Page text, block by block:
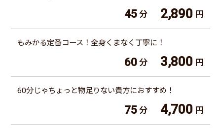
45 分 2,890 円
もみかる定番コース！全身くまなく丁寧に！
60 分 3,800 円
60分じゃちょっと物足りない貴方におすすめ！
75 分 4,700 円